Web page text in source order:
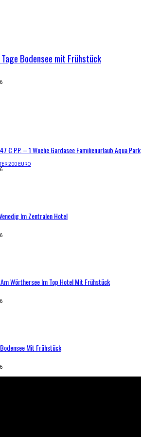
Bodensee mit Frühstück
€ P.P. – 1 Woche Gardasee Familienurlaub Aqua Park
200 EURO
Im Zentralen Hotel
Am Wörthersee Im Top Hotel Mit Frühstück
Mit Frühstück